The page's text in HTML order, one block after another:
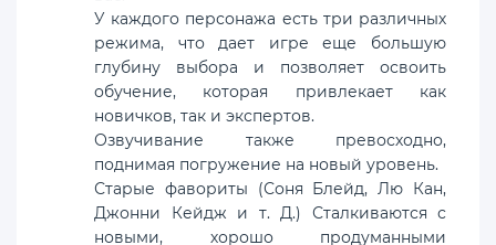
У каждого персонажа есть три различных
режима, что дает игре еще большую
глубину выбора и позволяет освоить
обучение, которая привлекает как
новичков, так и экспертов.
Озвучивание также превосходно,
поднимая погружение на новый уровень.
Старые фавориты (Соня Блейд, Лю Кан,
Джонни Кейдж и т. Д.) Сталкиваются с
новыми, хорошо продуманными